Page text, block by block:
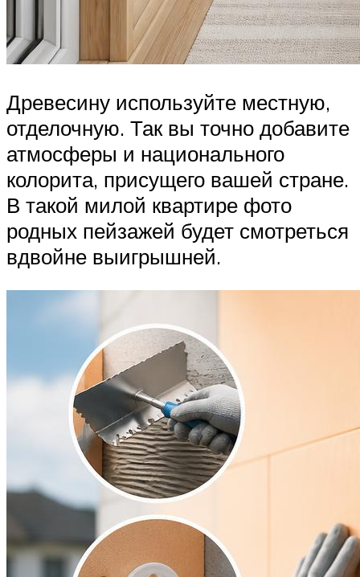
Древесину используйте местную,
отделочную. Так вы точно добавите
атмосферы и национального
колорита, присущего вашей стране.
В такой милой квартире фото
родных пейзажей будет смотреться
вдвойне выигрышней.